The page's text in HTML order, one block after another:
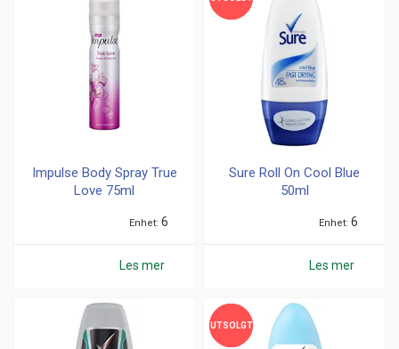
Impulse Body Spray True
Love 75ml
Enhet 6
Les mer
Sure Roll On Cool Blue
50ml
Enhet 6
Les mer
UTSOLGT
UTSOLGT